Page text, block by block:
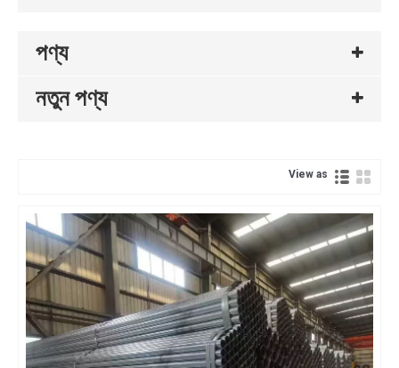
পণ্য
নতুন পণ্য
View as